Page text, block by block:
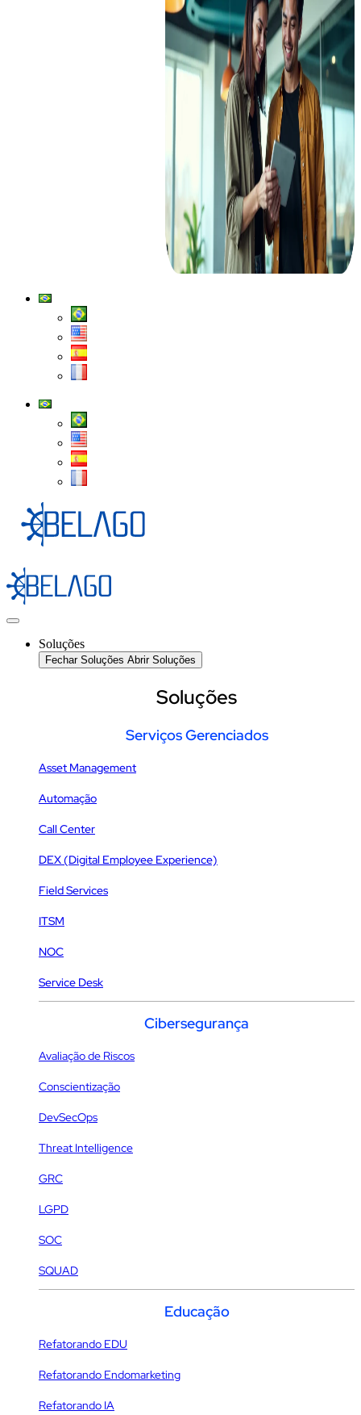
Soluções
Fechar Soluções Abrir Soluções
Soluções
Serviços Gerenciados
Asset Management
Automação
Call Center
DEX (Digital Employee Experience)
Field Services
ITSM
NOC
Service Desk
Cibersegurança
Avaliação de Riscos
Conscientização
DevSecOps
Threat Intelligence
GRC
LGPD
SOC
SQUAD
Educação
Refatorando EDU
Refatorando Endomarketing
Refatorando IA